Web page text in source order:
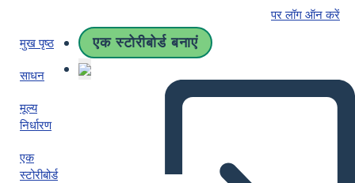
पर लॉग ऑन करें
मुख पृष्ठ
साधन
मूल्य
निर्धारण
एक
स्टोरीबोर्ड
एक स्टोरीबोर्ड बनाएं